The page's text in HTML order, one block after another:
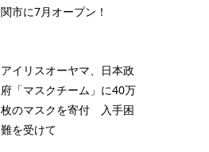
関市に7月オープン！
アイリスオーヤマ、日本政
府「マスクチーム」に40万
枚のマスクを寄付 入手困
難を受けて